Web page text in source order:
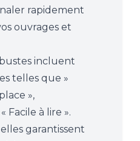
rapidement
ouvrages et
incluent
telles que »
»,
Facile à lire ».
garantissent